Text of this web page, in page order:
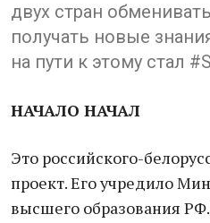
двух стран
получать новые
на пути к этому стал
НАЧАЛО НАЧАЛ
Это российского-
проект. Его учредило
высшего образования